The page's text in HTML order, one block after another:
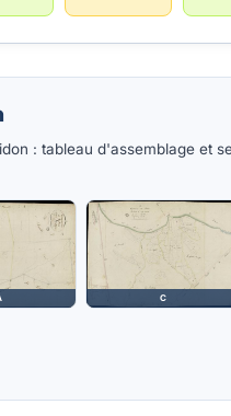
: tableau d'assemblage et
C